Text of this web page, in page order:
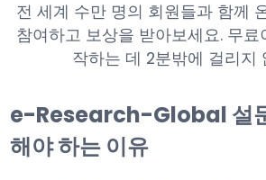
전 세계 수만 명의 회원들과 함께
참여하고 보상을 받아보세요. 무료
작하는 데 2분밖에 걸리지
e-Research-Global 설
해야 하는 이유